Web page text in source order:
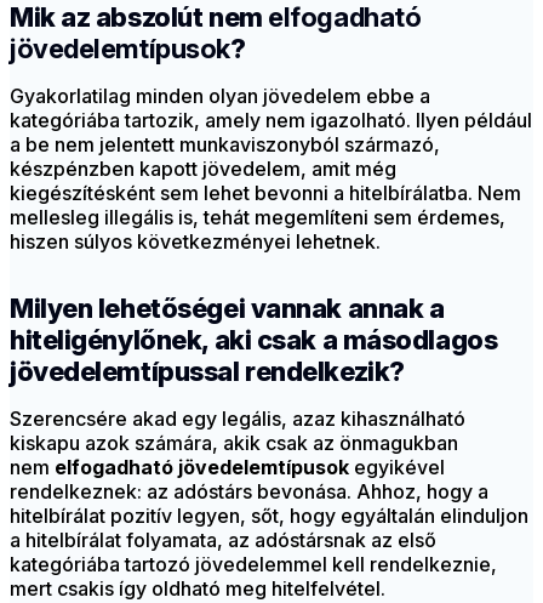
Mik az abszolút nem elfogadható
jövedelemtípusok?
Gyakorlatilag minden olyan jövedelem ebbe a
kategóriába tartozik, amely nem igazolható. Ilyen például
a be nem jelentett munkaviszonyból származó,
készpénzben kapott jövedelem, amit még
kiegészítésként sem lehet bevonni a hitelbírálatba. Nem
mellesleg illegális is, tehát megemlíteni sem érdemes,
hiszen súlyos következményei lehetnek.
Milyen lehetőségei vannak annak a
hiteligénylőnek, aki csak a másodlagos
jövedelemtípussal rendelkezik?
Szerencsére akad egy legális, azaz kihasználható
kiskapu azok számára, akik csak az önmagukban
nem elfogadható jövedelemtípusok egyikével
rendelkeznek: az adóstárs bevonása. Ahhoz, hogy a
hitelbírálat pozitív legyen, sőt, hogy egyáltalán elinduljon
a hitelbírálat folyamata, az adóstársnak az első
kategóriába tartozó jövedelemmel kell rendelkeznie,
mert csakis így oldható meg hitelfelvétel.